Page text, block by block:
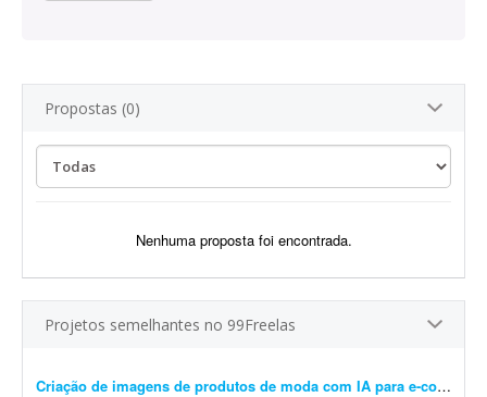
Propostas (0)
Nenhuma proposta foi encontrada.
Projetos semelhantes no 99Freelas
Criação de imagens de produtos de moda com IA para e-commerce